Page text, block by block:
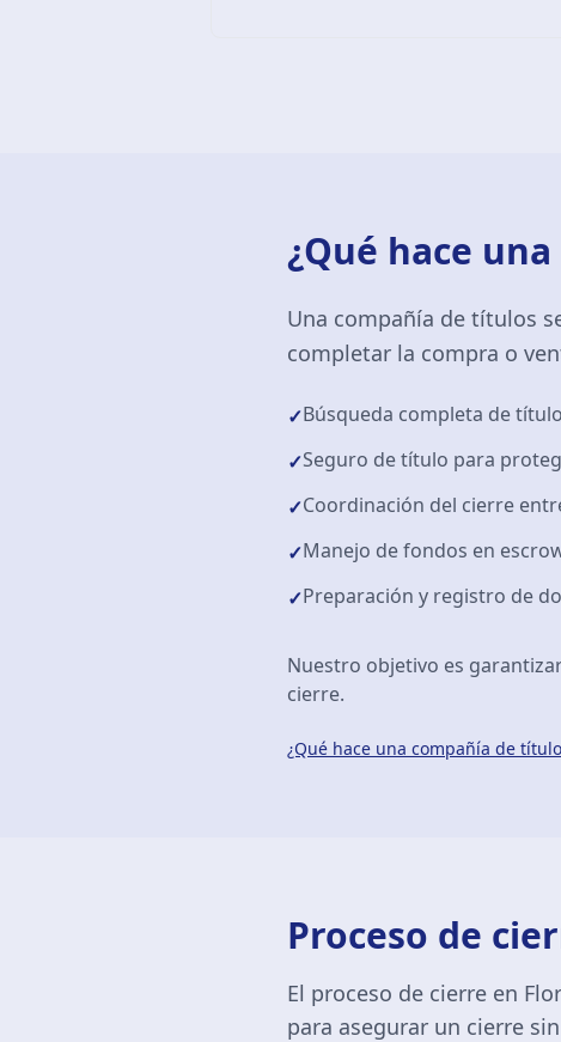
¿Qué hace
Una compañía de títulos
completar la compra o
✓Búsqueda completa de
✓Seguro de título para
✓Coordinación del cierre
✓Manejo de fondos en
✓Preparación y registro de
Nuestro objetivo es
cierre.
¿Qué hace una compañía de
Proceso de
El proceso de cierre en
para asegurar un cierre